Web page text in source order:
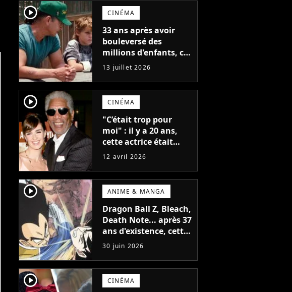
player2 CINÉMA
33 ans après avoir
bouleversé des
millions d'enfants, ce
film culte des années
90 (aux coulisses
tragiques) va avoir un
remake
13 juillet 2026
player2 CINÉMA
"C’était trop pour
moi" : il y a 20 ans,
cette actrice était
sous le choc après
Morgan Freeman
12 avril 2026
player2 ANIME & MANGA
Dragon Ball Z, Bleach,
Death Note... après 37
ans d'existence, cette
chaîne télé s'arrête ce
30 juin 2026 après
avoir popularisé les
anime en France
30 juin 2026
player2 CINÉMA